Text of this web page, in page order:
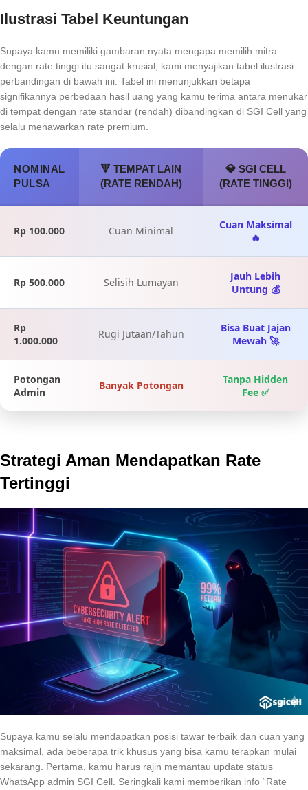
Ilustrasi Tabel Keuntungan
Supaya kamu memiliki gambaran nyata mengapa memilih mitra
dengan rate tinggi itu sangat krusial, kami menyajikan tabel ilustrasi
perbandingan di bawah ini. Tabel ini menunjukkan betapa
signifikannya perbedaan hasil uang yang kamu terima antara menukar
di tempat dengan rate standar (rendah) dibandingkan di SGI Cell yang
selalu menawarkan rate premium.
NOMINAL
PULSA
🔻 TEMPAT LAIN
(RATE RENDAH)
💎 SGI CELL
(RATE TINGGI)
Rp 100.000 Cuan Minimal
Cuan Maksimal
🔥
Rp 500.000 Selisih Lumayan
Jauh Lebih
Untung 💰
Rp
1.000.000
Rugi Jutaan/Tahun
Bisa Buat Jajan
Mewah 🚀
Potongan
Admin
Banyak Potongan
Tanpa Hidden
Fee ✅
Strategi Aman Mendapatkan Rate
Tertinggi
Supaya kamu selalu mendapatkan posisi tawar terbaik dan cuan yang
maksimal, ada beberapa trik khusus yang bisa kamu terapkan mulai
sekarang. Pertama, kamu harus rajin memantau update status
WhatsApp admin SGI Cell. Seringkali kami memberikan info “Rate